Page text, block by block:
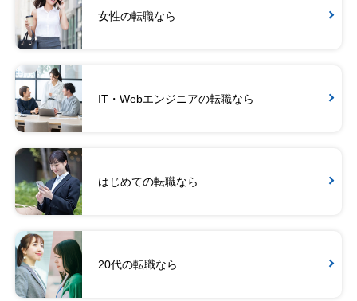
女性の転職なら
IT・Webエンジニアの転職なら
はじめての転職なら
20代の転職なら